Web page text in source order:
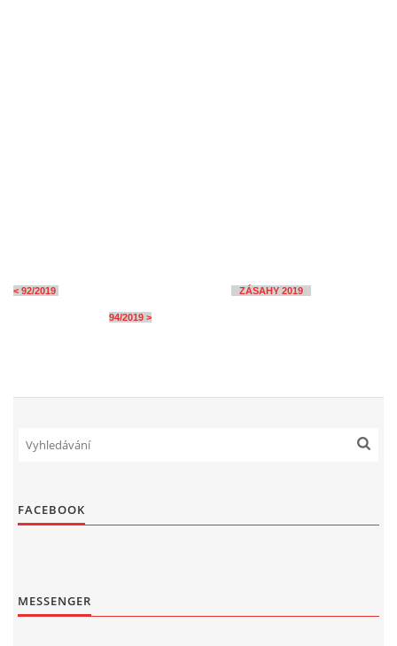
< 92/2019 ZÁSAHY 2019
94/2019 >
FACEBOOK
MESSENGER